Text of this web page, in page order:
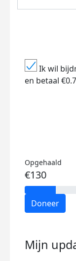
Ik wil
en betaal
Opgehaald
€130
Doneer
Mijn